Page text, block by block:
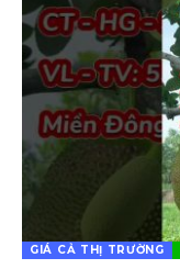
GIÁ CẢ THỊ TRƯỜNG